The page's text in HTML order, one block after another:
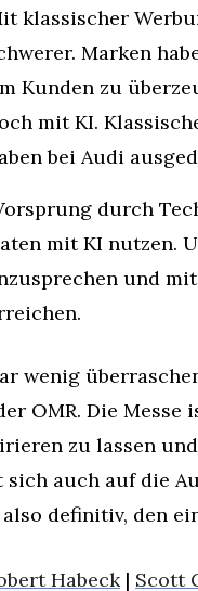
klassischer
Marken
Kunden zu
mit KI.
bei Audi
durch
mit KI nutzen.
und
wenig
OMR. Die
zu lassen
sich auch auf die
definitiv, den
Habeck | Scott